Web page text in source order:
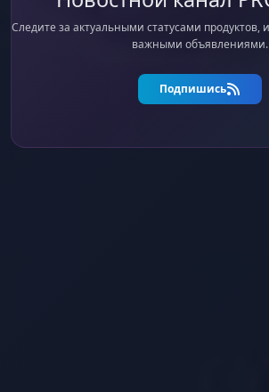
Следите за актуальными статусами
важными объявлениями.
Подпишись